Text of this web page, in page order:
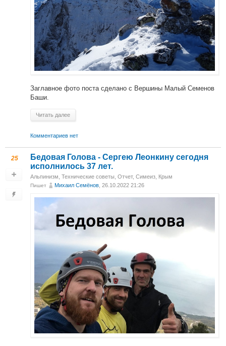
Заглавное фото поста сделано с Вершины Малый Семенов
Баши.
Читать далее
Комментариев нет
25
Бедовая Голова - Сергею Леонкину сегодня
исполнилось 37 лет.
Альпинизм, Технические советы, Отчет, Симеиз, Крым
Пишет Михаил Cемёнов, 26.10.2022 21:26